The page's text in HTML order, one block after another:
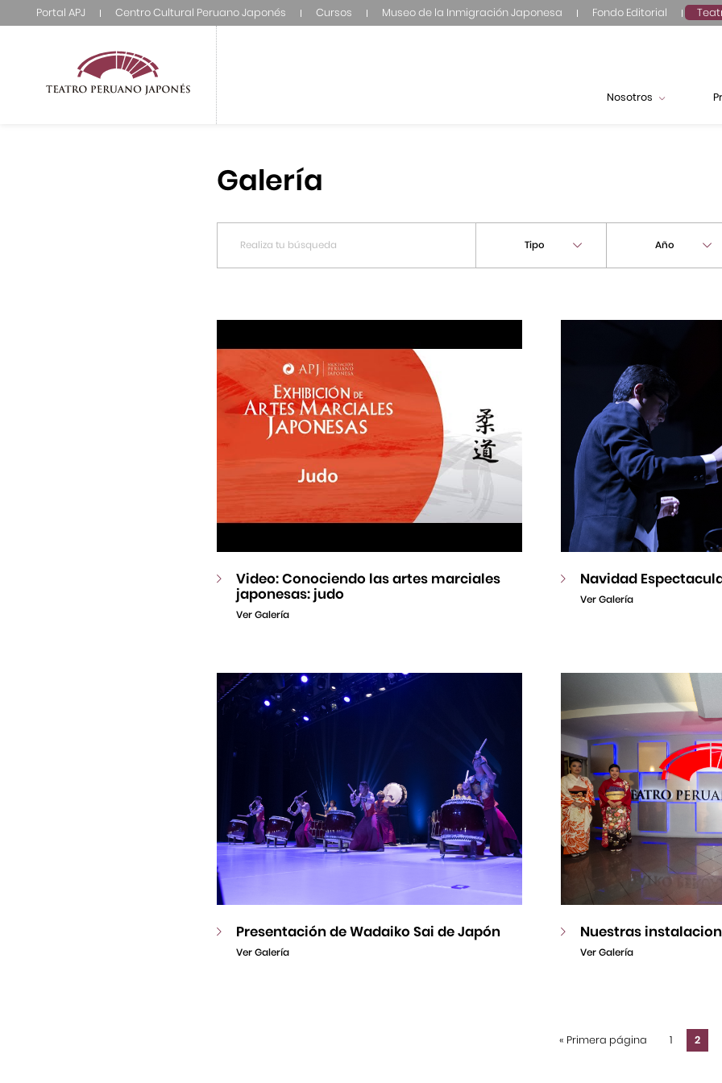
Portal APJ Centro Cultural Peruano Japonés Cursos Museo de la Inmigración Japonesa Fondo Editorial
Nosotros
Galería
Tipo Año
Video: Conociendo las artes marciales
japonesas: judo
Ver Galería
Navidad
Ver Galería
Presentación de Wadaiko Sai de Japón
Ver Galería
Nuestras
Ver Galería
« Primera página 1 2